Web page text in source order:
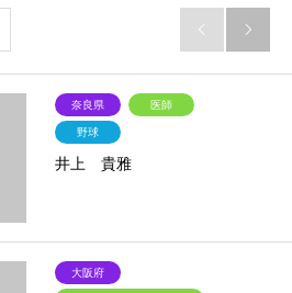
 
奈良県 医師
野球
井上 貴雅
大阪府